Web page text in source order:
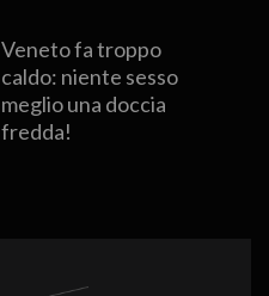
Veneto fa troppo
caldo: niente sesso
meglio una doccia
fredda!